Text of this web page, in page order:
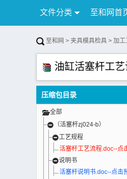
文件分类 至和网首
行业资讯 公告 联
至和网 > 夹具模具检具 > 加工
油缸活塞杆工艺
压缩包目录
全部
（活塞杆zj024-b）
工艺规程
活塞杆工艺流程.doc--点
说明书
活塞杆说明书.doc--点击